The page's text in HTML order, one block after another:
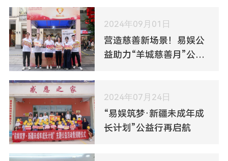
2024年09月01日
营造慈善新场景！易娱公
益助力“羊城慈善月”公益
2024年07月24日
“易娱筑梦·新疆未成年成
长计划”公益行再启航